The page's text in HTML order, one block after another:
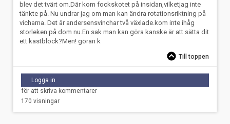
blev det tvärt om.Där kom fockskotet på insidan,vilketjag inte
tänkte på. Nu undrar jag om man kan ändra rotationsriktning på
vicharna. Det är andersensvinchar två växlade.kom inte ihåg
storleken på dom nu.En sak man kan göra kanske är att sätta dit
ett kastblock?Men! göran k
Till toppen
Logga in
för att skriva kommentarer
170 visningar